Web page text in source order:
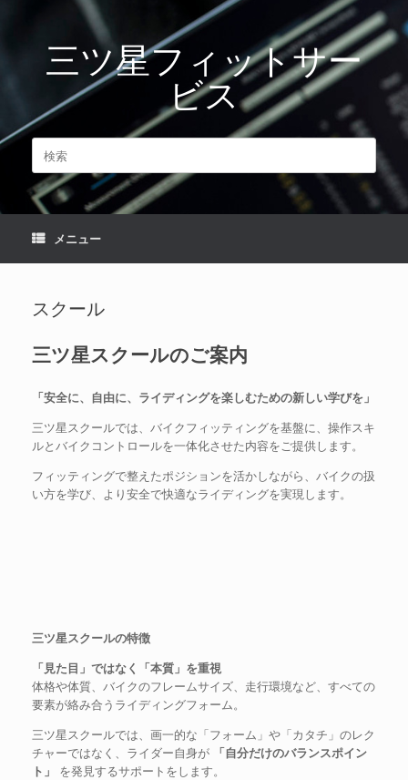
ッ
三ツ星フィットサー
ビス
検
対
象:
メニュー
スクール
三ツ星スクールのご案内
「安全に、自由に、ライディングを楽しむための新しい学びを」
三ツ星スクールでは、バイクフィッティングを基盤に、操作スキ
ルとバイクコントロールを一体化させた内容をご提供します。
フィッティングで整えたポジションを活かしながら、バイクの扱
い方を学び、より安全で快適なライディングを実現します。
三ツ星スクールの特徴
「見た目」ではなく「本質」を重視
体格や体質、バイクのフレームサイズ、走行環境など、すべての
要素が絡み合うライディングフォーム。
三ツ星スクールでは、画一的な「フォーム」や「カタチ」のレク
チャーではなく、ライダー自身が 「自分だけのバランスポイン
ト」
を発見するサポートをします。